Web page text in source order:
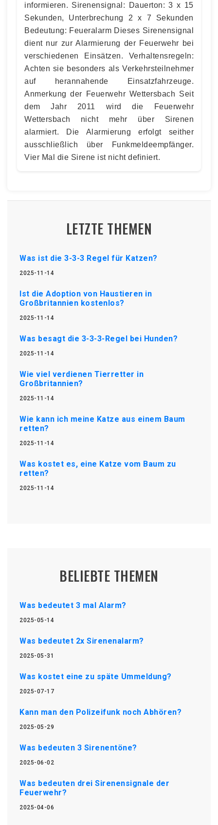
informieren. Sirenensignal: Dauerton: 3 x 15
Sekunden, Unterbrechung 2 x 7 Sekunden
Bedeutung: Feueralarm Dieses Sirenensignal
dient nur zur Alarmierung der Feuerwehr bei
verschiedenen Einsätzen. Verhaltensregeln:
Achten sie besonders als Verkehrsteilnehmer
auf herannahende Einsatzfahrzeuge.
Anmerkung der Feuerwehr Wettersbach Seit
dem Jahr 2011 wird die Feuerwehr
Wettersbach nicht mehr über Sirenen
alarmiert. Die Alarmierung erfolgt seither
ausschließlich über Funkmeldeempfänger.
Vier Mal die Sirene ist nicht definiert.
LETZTE THEMEN
Was ist die 3-3-3 Regel für Katzen?
2025-11-14
Ist die Adoption von Haustieren in
Großbritannien kostenlos?
2025-11-14
Was besagt die 3-3-3-Regel bei Hunden?
2025-11-14
Wie viel verdienen Tierretter in
Großbritannien?
2025-11-14
Wie kann ich meine Katze aus einem Baum
retten?
2025-11-14
Was kostet es, eine Katze vom Baum zu
retten?
2025-11-14
BELIEBTE THEMEN
Was bedeutet 3 mal Alarm?
2025-05-14
Was bedeutet 2x Sirenenalarm?
2025-05-31
Was kostet eine zu späte Ummeldung?
2025-07-17
Kann man den Polizeifunk noch Abhören?
2025-05-29
Was bedeuten 3 Sirenentöne?
2025-06-02
Was bedeuten drei Sirenensignale der
Feuerwehr?
2025-04-06